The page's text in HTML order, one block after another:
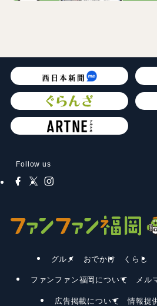
Follow us
グルメ おでかけ くらし
ファンファン福岡について メル
広告掲載について 情報提